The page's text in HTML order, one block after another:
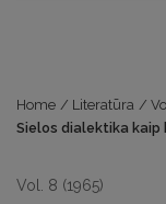
Home / Literatūra /
Sielos dialektika kaip
Vol. 8 (1965)